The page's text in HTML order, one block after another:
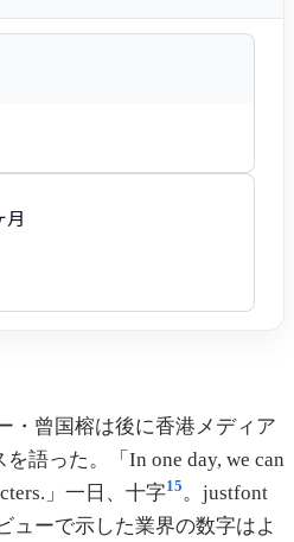
月
・曾国榕は後に香港メディア
語った。「In one day, we can
」一日、十字15。justfont
ューで示した業界の数字はよ